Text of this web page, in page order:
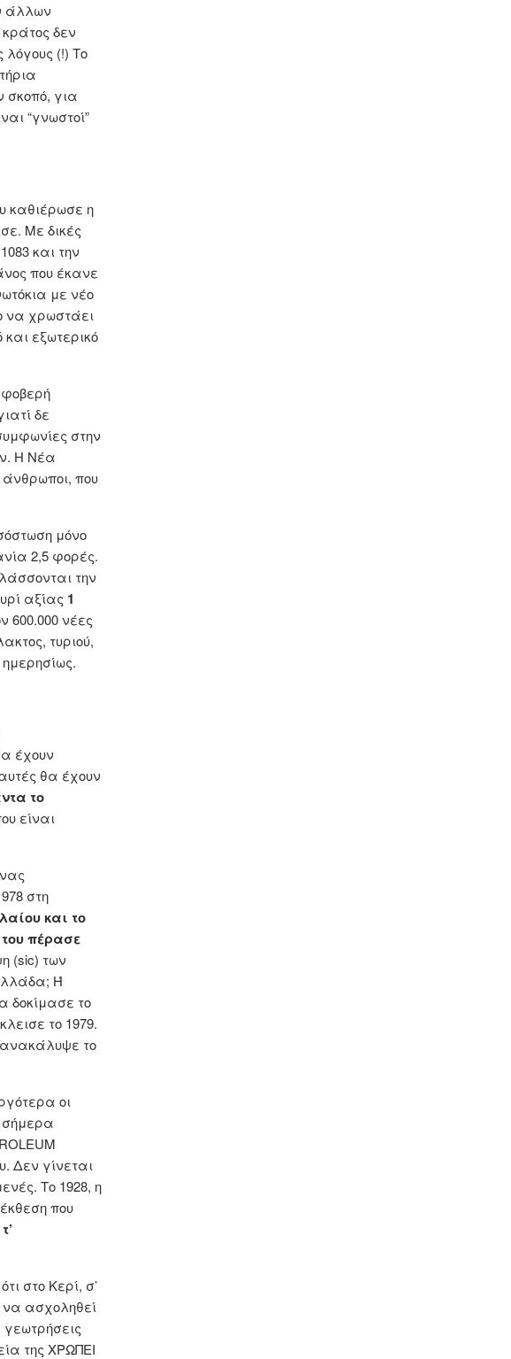
άλλων
δεν
λόγους (!) Το
σκοπό, για
“γνωστοί”
καθιέρωσε η
Με δικές
και την
που έκανε
με νέο
να χρωστάει
εξωτερικό
δε
στην
Η Νέα
που
μόνο
2,5 φορές.
την
αξίας 1
600.000 νέες
τυριού,
έχουν
θα έχουν
το
είναι
στη
και το
του πέρασε
(sic) των
Ή
δοκίμασε το
το 1979.
ανακάλυψε το
οι
σήμερα
Δεν γίνεται
Το 1928, η
που
στο Κερί, σ’
να ασχοληθεί
της ΧΡΩΠΕΙ